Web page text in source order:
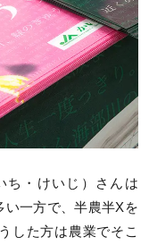
ち・けいじ）さんは
い一方で、半農半Xを
した方は農業でそこ